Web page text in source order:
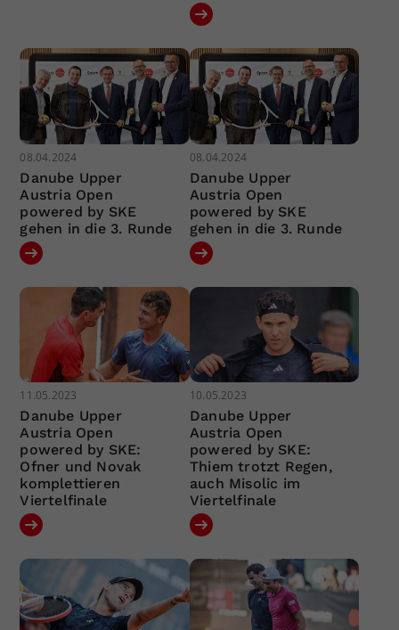
08.04.2024
Danube Upper
Austria Open
powered by SKE
gehen in die 3. Runde
08.04.2024
Danube Upper
Austria Open
powered by SKE
gehen in die 3. Runde
11.05.2023
Danube Upper
Austria Open
powered by SKE:
Ofner und Novak
komplettieren
Viertelfinale
10.05.2023
Danube Upper
Austria Open
powered by SKE:
Thiem trotzt Regen,
auch Misolic im
Viertelfinale